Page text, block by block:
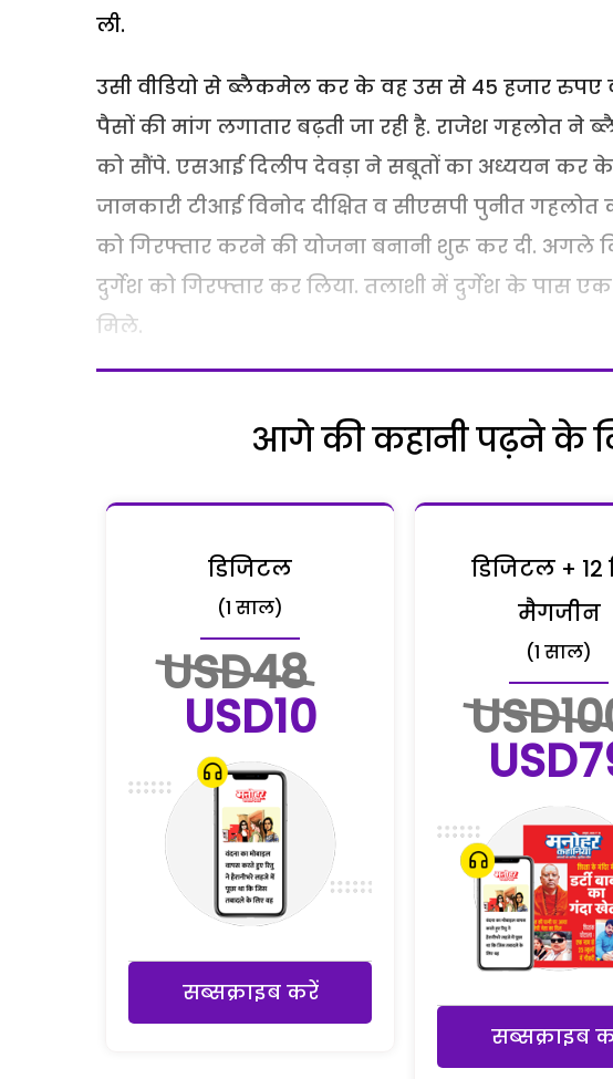
ली.
उसी वीडियो से ब्लैकमेल कर के वह उस से 45 हजार
पैसों की मांग लगातार बढ़ती जा रही है. राजेश गहलोत
को सौंपे. एसआई दिलीप देवड़ा ने सबूतों का अध्ययन कर
जानकारी टीआई विनोद दीक्षित व सीएसपी पुनीत
को गिरफ्तार करने की योजना बनानी शुरू कर दी. अगले
दुर्गेश को गिरफ्तार कर लिया. तलाशी में दुर्गेश के पास
मिले.
आगे की कहानी पढ़ने के
डिजिटल
(1 साल)
USD48
USD10
सब्सक्राइब करें
डिजिटल + 12
मैगजीन
(1 साल)
सब्सक्राइब